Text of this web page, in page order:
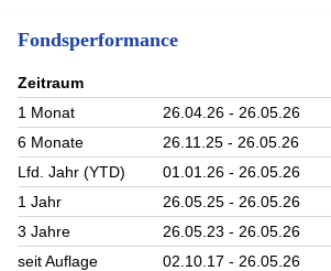
Fondsperformance
Zeitraum
1 Monat 26.04.26 - 26.05.26
6 Monate
26.11.25 - 26.05.26
Lfd. Jahr (YTD)
01.01.26 - 26.05.26
1 Jahr
26.05.25 - 26.05.26
3 Jahre
26.05.23 - 26.05.26
seit Auflage
02.10.17 - 26.05.26